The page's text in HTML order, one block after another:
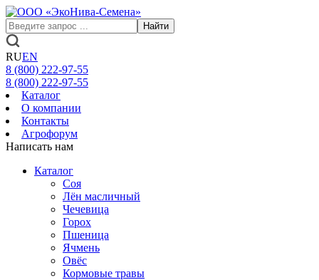
Найти
RUEN
8 (800) 222-97-55
8 (800) 222-97-55
Каталог
О компании
Контакты
Агрофорум
Написать нам
Каталог
Соя
Лён масличный
Чечевица
Горох
Пшеница
Ячмень
Овёс
Кормовые травы